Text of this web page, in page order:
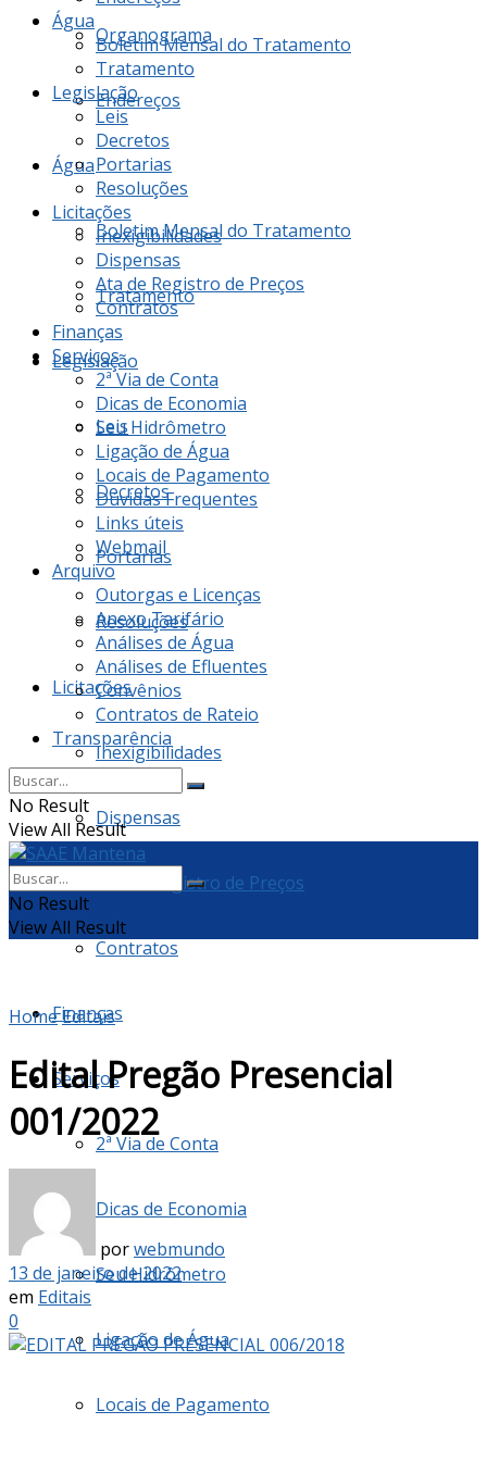
Organograma
Endereços
Água
Boletim Mensal do Tratamento
Tratamento
Legislação
Leis
Decretos
Portarias
Resoluções
Licitações
Inexigibilidades
Dispensas
Ata de Registro de Preços
Contratos
Finanças
Serviços
2ª Via de Conta
Dicas de Economia
Seu Hidrômetro
Ligação de Água
Locais de Pagamento
Água
Boletim Mensal do Tratamento
Tratamento
Legislação
Leis
Decretos
Portarias
Resoluções
Licitações
Inexigibilidades
Dispensas
Ata de Registro de Preços
Contratos
Finanças
Serviços
2ª Via de Conta
Dicas de Economia
Seu Hidrômetro
Ligação de Água
Locais de Pagamento
Dúvidas Frequentes
Links úteis
Webmail
Arquivo
Outorgas e Licenças
Anexo Tarifário
Análises de Água
Análises de Efluentes
Convênios
Contratos de Rateio
Transparência
No Result
View All Result
No Result
View All Result
HomeEditais
Edital Pregão Presencial
001/2022
porwebmundo
13 de janeiro de 2022
em Editais
0